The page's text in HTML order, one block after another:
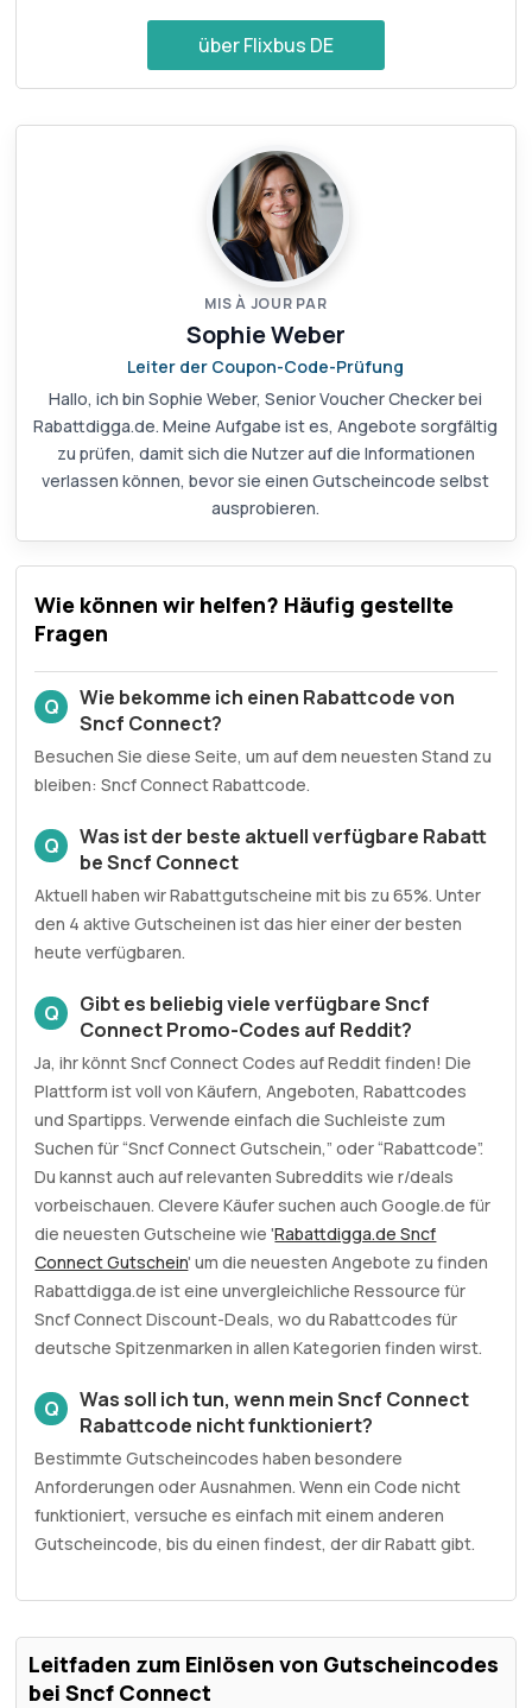
über Flixbus DE
MIS À JOUR PAR
Sophie Weber
Leiter der Coupon-Code-Prüfung
Hallo, ich bin Sophie Weber, Senior Voucher Checker bei
Rabattdigga.de. Meine Aufgabe ist es, Angebote sorgfältig
zu prüfen, damit sich die Nutzer auf die Informationen
verlassen können, bevor sie einen Gutscheincode selbst
ausprobieren.
Wie können wir helfen? Häufig gestellte
Fragen
Q
Wie bekomme ich einen Rabattcode von
Sncf Connect?
Besuchen Sie diese Seite, um auf dem neuesten Stand zu
bleiben: Sncf Connect Rabattcode.
Q
Was ist der beste aktuell verfügbare Rabatt
be Sncf Connect
Aktuell haben wir Rabattgutscheine mit bis zu 65%. Unter
den 4 aktive Gutscheinen ist das hier einer der besten
heute verfügbaren.
Q
Gibt es beliebig viele verfügbare Sncf
Connect Promo-Codes auf Reddit?
Ja, ihr könnt Sncf Connect Codes auf Reddit finden! Die
Plattform ist voll von Käufern, Angeboten, Rabattcodes
und Spartipps. Verwende einfach die Suchleiste zum
Suchen für “Sncf Connect Gutschein,” oder “Rabattcode”.
Du kannst auch auf relevanten Subreddits wie r/deals
vorbeischauen. Clevere Käufer suchen auch Google.de für
die neuesten Gutscheine wie 'Rabattdigga.de Sncf
Connect Gutschein' um die neuesten Angebote zu finden
Rabattdigga.de ist eine unvergleichliche Ressource für
Sncf Connect Discount-Deals, wo du Rabattcodes für
deutsche Spitzenmarken in allen Kategorien finden wirst.
Q
Was soll ich tun, wenn mein Sncf Connect
Rabattcode nicht funktioniert?
Bestimmte Gutscheincodes haben besondere
Anforderungen oder Ausnahmen. Wenn ein Code nicht
funktioniert, versuche es einfach mit einem anderen
Gutscheincode, bis du einen findest, der dir Rabatt gibt.
Leitfaden zum Einlösen von Gutscheincodes
bei Sncf Connect